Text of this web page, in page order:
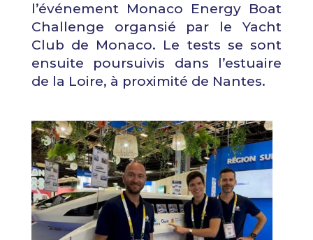
l’événement Monaco Energy Boat
Challenge organsié par le Yacht
Club de Monaco. Le tests se sont
ensuite poursuivis dans l’estuaire
de la Loire, à proximité de Nantes.